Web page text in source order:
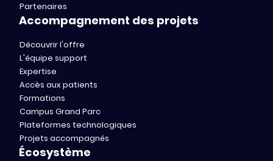
Partenaires
Accompagnement des projets
Découvrir l'offre
L'équipe support
Expertise
Accès aux patients
Formations
Campus Grand Parc
Plateformes technologiques
Projets accompagnés
Écosystème